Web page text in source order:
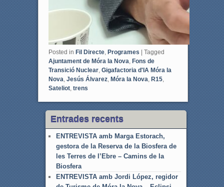
Posted in Fil Directe, Programes | Tagged
Ajuntament de Móra la Nova Fons de
Transició Nuclear, Gigafactoria d'IA Móra la
Nova Jesús Álvarez, Móra la Nova R15,
Sateliot, trens
Entrades recents
ENTREVISTA amb Marga Estorach,
gestora de la Reserva de la Biosfera de
les Terres de l’Ebre – Camins de la
Biosfera
ENTREVISTA amb Jordi López, regidor